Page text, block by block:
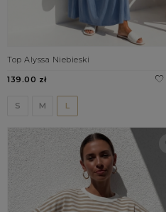
Top Alyssa Niebieski
139.00 zł
S M L